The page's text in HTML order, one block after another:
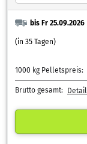
bis Fr 25.09.2026
(in 35 Tagen)
1000 kg Pelletspreis:
Brutto gesamt: